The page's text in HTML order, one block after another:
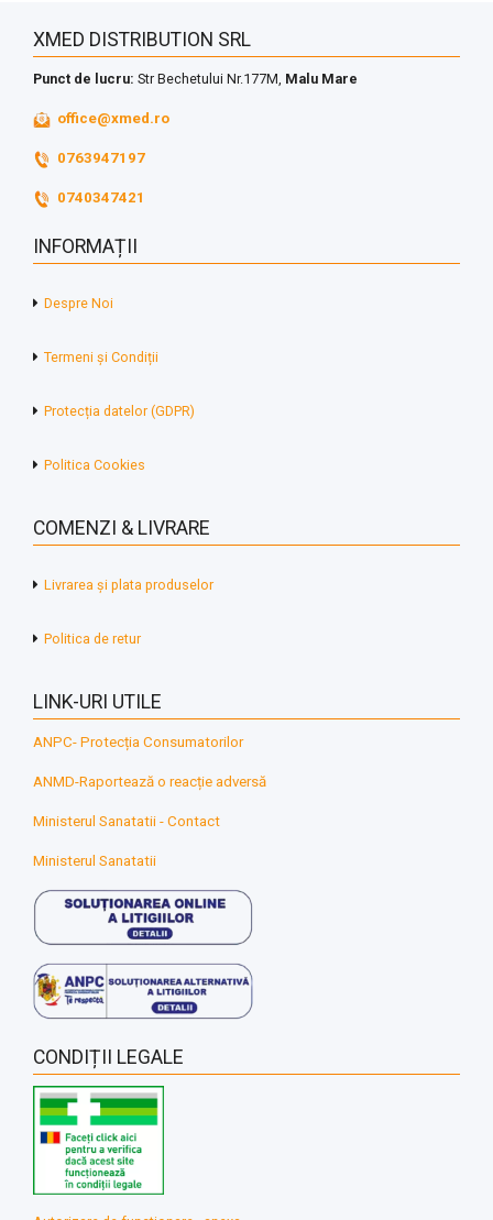
XMED DISTRIBUTION SRL
Punct de lucru: Str Bechetului Nr.177M, Malu Mare
office@xmed.ro
0763947197
0740347421
INFORMAȚII
Despre Noi
Termeni și Condiții
Protecția datelor (GDPR)
Politica Cookies
COMENZI & LIVRARE
Livrarea și plata produselor
Politica de retur
LINK-URI UTILE
ANPC- Protecția Consumatorilor
ANMD-Raportează o reacție adversă
Ministerul Sanatatii - Contact
Ministerul Sanatatii
CONDIȚII LEGALE